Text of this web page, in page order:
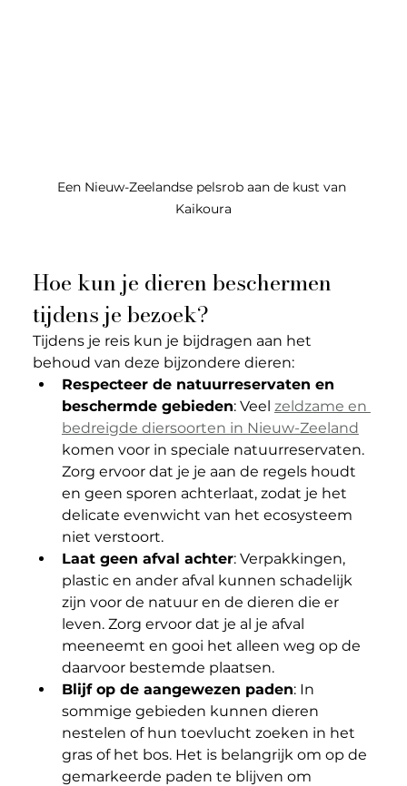
Een Nieuw-Zeelandse pelsrob aan de kust van
Kaikoura
Hoe kun je dieren beschermen
tijdens je bezoek?
Tijdens je reis kun je bijdragen aan het
behoud van deze bijzondere dieren:
Respecteer de natuurreservaten en
beschermde gebieden: Veel zeldzame en
bedreigde diersoorten in Nieuw-Zeeland
komen voor in speciale natuurreservaten.
Zorg ervoor dat je je aan de regels houdt
en geen sporen achterlaat, zodat je het
delicate evenwicht van het ecosysteem
niet verstoort.
Laat geen afval achter: Verpakkingen,
plastic en ander afval kunnen schadelijk
zijn voor de natuur en de dieren die er
leven. Zorg ervoor dat je al je afval
meeneemt en gooi het alleen weg op de
daarvoor bestemde plaatsen.
Blijf op de aangewezen paden: In
sommige gebieden kunnen dieren
nestelen of hun toevlucht zoeken in het
gras of het bos. Het is belangrijk om op de
gemarkeerde paden te blijven om